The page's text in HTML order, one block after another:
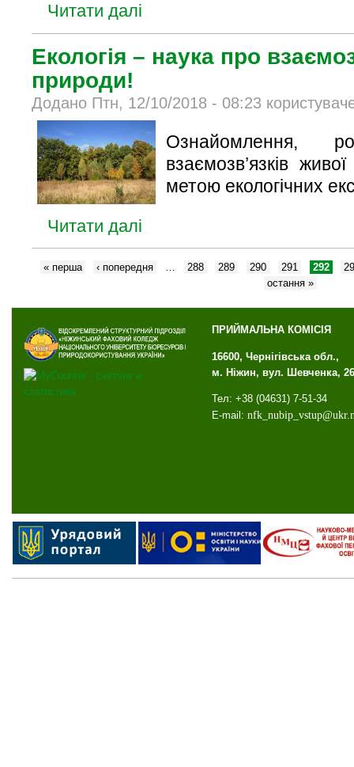
Читати далі
Екологія – наука про
природи!
Додано Птн, 12/10/2018 - 08:23
Ознайомлення,
взаємозв’язків
метою екологічних
Читати далі
« перша ‹ попередня 288 289 290 291 292
остання »
ПРИЙМАЛЬНА КОМІСІЯ
16600, Чернігівська обл.,
м. Ніжин, вул. Шевченка, 26
Тел: +38 (04631) 7-51-34
E-mail: nfk_ nubip_ vstup@ukr.